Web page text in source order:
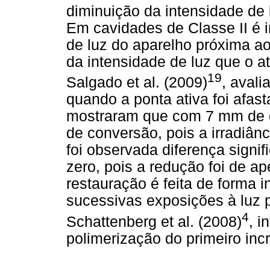
diminuição da intensidade
Em cavidades de Classe II é
de luz do aparelho próxima
da intensidade de luz que o
Salgado et al. (2009)19,
quando a ponta ativa foi
mostraram que com 7 mm
de conversão, pois a
foi observada diferença
zero, pois a redução foi de
restauração é feita de forma
sucessivas exposições à luz
Schattenberg et al. (2008)4,
polimerização do primeiro